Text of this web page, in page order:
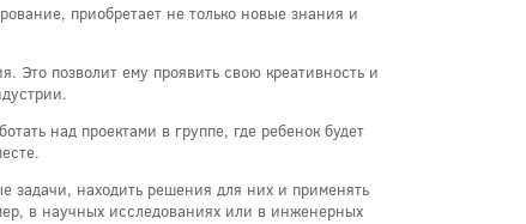
приобретает не только новые знания и
Это позволит ему проявить свою креативность и
над проектами в группе, где ребенок будет
задачи, находить решения для них и применять
в научных исследованиях или в инженерных